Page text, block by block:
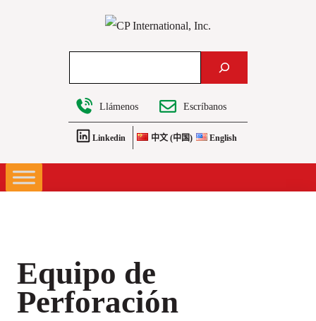
Llámenos Escríbanos
Linkedin 中文 (中国) English
Equipo de
Perforación